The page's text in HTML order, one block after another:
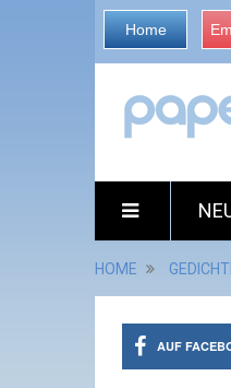
Home
HOME
AUF